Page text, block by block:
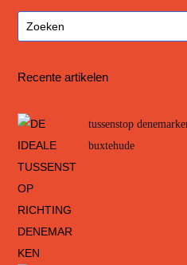
Recente artikelen
tussenstop
buxtehude